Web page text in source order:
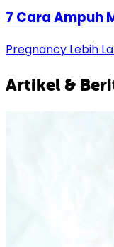
7 Cara Ampuh
Pregnancy Lebih
Artikel &